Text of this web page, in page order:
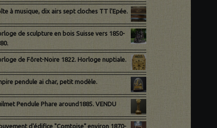
à musique, dix airs sept cloches TT l'Epée.
de sculpture en bois Suisse vers 1850-
de Fôret-Noire 1822. Horloge nuptiale.
pendule ai char, petit modèle.
Pendule Phare around1885. VENDU
d'édifice "Comtoise" environ 1870-